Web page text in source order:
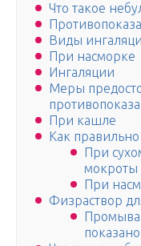
Что такое
Виды
При насморке
Ингаляции
Меры
При кашле
Как
При
мокроты
При
Физраствор